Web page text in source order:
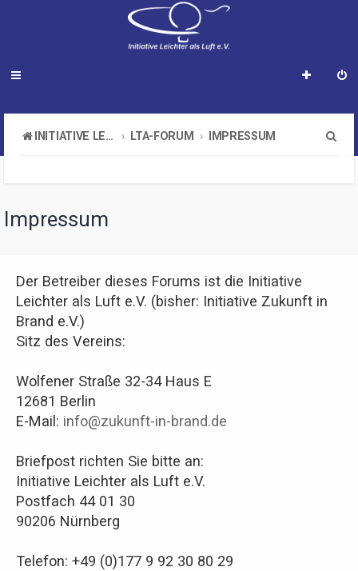
INITIATIVE LEICHTER ALS LUFT E.V. LTA-FORUM IMPRESSUM
Impressum
Der Betreiber dieses Forums ist die Initiative
Leichter als Luft e.V. (bisher: Initiative Zukunft in
Brand e.V.)
Sitz des Vereins:
Wolfener Straße 32-34 Haus E
12681 Berlin
E-Mail: info@zukunft-in-brand.de
Briefpost richten Sie bitte an:
Initiative Leichter als Luft e.V.
Postfach 44 01 30
90206 Nürnberg
Telefon: +49 (0)177 9 92 30 80 29